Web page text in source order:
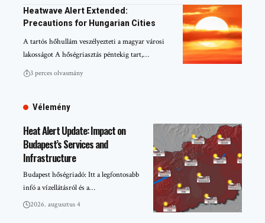
Heatwave Alert Extended:
Precautions for Hungarian Cities
A tartós hőhullám veszélyezteti a magyar városi
lakosságot A hőségriasztás péntekig tart,…
3 perces olvasmány
Vélemény
Heat Alert Update: Impact on
Budapest’s Services and
Infrastructure
Budapest hőségriadó: Itt a legfontosabb
infó a vízellátásról és a…
2026. augusztus 4